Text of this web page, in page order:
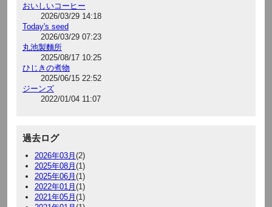
おいしいコーヒー
2026/03/29 14:18
Today's seed
2026/03/29 07:23
丸池製麵所
2025/08/17 10:25
ひじきの煮物
2025/06/15 22:52
ジーンズ
2022/01/04 11:07
過去ログ
2026年03月(2)
2025年08月(1)
2025年06月(1)
2022年01月(1)
2021年05月(1)